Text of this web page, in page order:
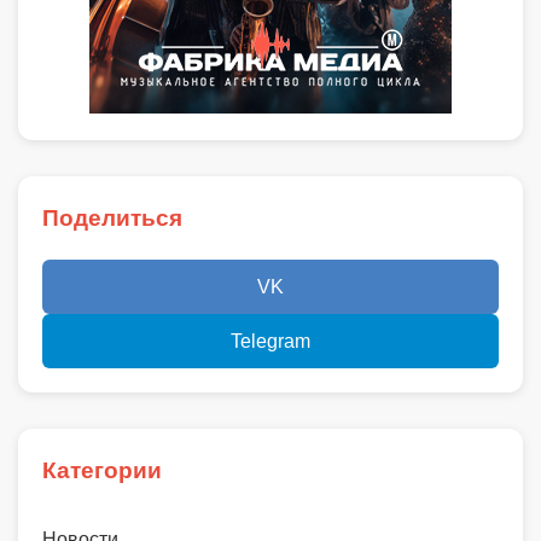
Поделиться
VK
Telegram
Категории